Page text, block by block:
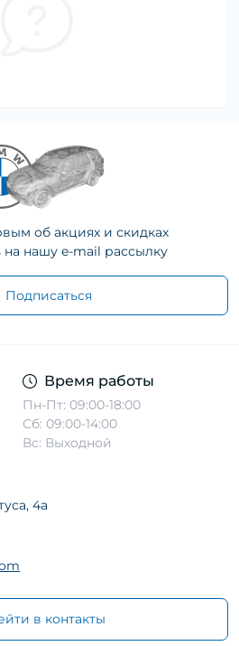
об акциях и скидках
нашу e-mail рассылку
Подписаться
Время работы
Пн-Пт: 09:00-18:00
Сб: 09:00-14:00
Вс: Выходной
4а
в контакты